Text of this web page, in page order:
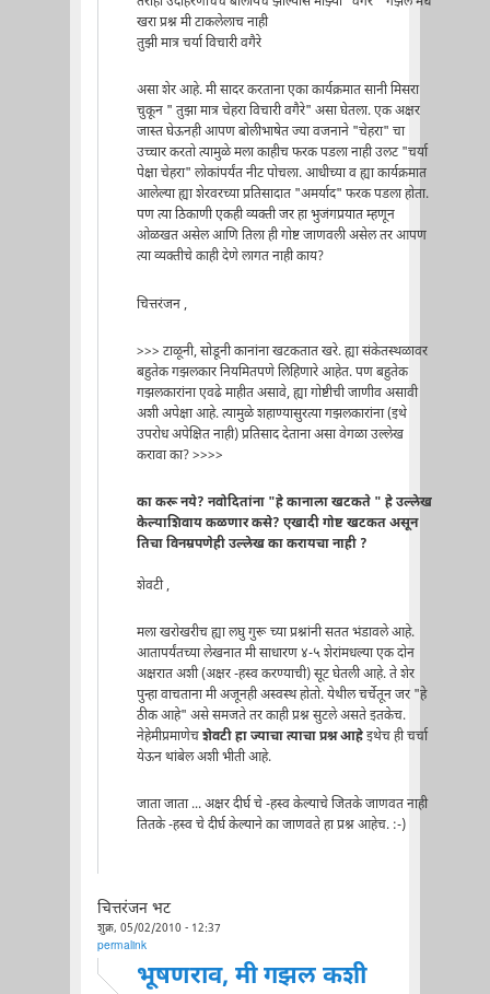
खरा प्रश्न मी टाकलेलाच नाही
तुझी मात्र चर्या विचारी वगैरे
असा शेर आहे. मी सादर करताना एका कार्यक्रमात सानी मिसरा
चुकून " तुझा मात्र चेहरा विचारी वगैरे" असा घेतला. एक अक्षर
जास्त घेऊनही आपण बोलीभाषेत ज्या वजनाने "चेहरा" चा
उच्चार करतो त्यामुळे मला काहीच फरक पडला नाही उलट "चर्या
पेक्षा चेहरा" लोकांपर्यंत नीट पोचला. आधीच्या व ह्या कार्यक्रमात
आलेल्या ह्या शेरवरच्या प्रतिसादात "अमर्याद" फरक पडला होता.
पण त्या ठिकाणी एकही व्यक्ती जर हा भुजंगप्रयात म्हणून
ओळखत असेल आणि तिला ही गोष्ट जाणवली असेल तर आपण
त्या व्यक्तीचे काही देणे लागत नाही काय?
चित्तरंजन ,
>>> टाळूनी, सोडूनी कानांना खटकतात खरे. ह्या संकेतस्थळावर
बहुतेक गझलकार नियमितपणे लिहिणारे आहेत. पण बहुतेक
गझलकारांना एवढे माहीत असावे, ह्या गोष्टीची जाणीव असावी
अशी अपेक्षा आहे. त्यामुळे शहाण्यासुरत्या गझलकारांना (इथे
उपरोध अपेक्षित नाही) प्रतिसाद देताना असा वेगळा उल्लेख
करावा का? >>>>
का करू नये? नवोदितांना "हे कानाला खटकते " हे उल्लेख
केल्याशिवाय कळणार कसे? एखादी गोष्ट खटकत असून
तिचा विनम्रपणेही उल्लेख का करायचा नाही ?
शेवटी ,
मला खरोखरीच ह्या लघु गुरू च्या प्रश्नांनी सतत भंडावले आहे.
आतापर्यंतच्या लेखनात मी साधारण ४-५ शेरांमधल्या एक दोन
अक्षरात अशी (अक्षर -हस्व करण्याची) सूट घेतली आहे. ते शेर
पुन्हा वाचताना मी अजूनही अस्वस्थ होतो. येथील चर्चेतून जर "हे
ठीक आहे" असे समजते तर काही प्रश्न सुटले असते इतकेच.
नेहेमीप्रमाणेचशेवटी हा ज्याचा त्याचा प्रश्न आहेइथेच ही चर्चा
येऊन थांबेल अशी भीती आहे.
जाता जाता ... अक्षर दीर्घ चे -हस्व केल्याचे जितके जाणवत नाही
तितके -हस्व चे दीर्घ केल्याने का जाणवते हा प्रश्न आहेच. :-)
चित्तरंजन भट
शुक्र, 05/02/2010 - 12:37
permalink
भूषणराव, मी गझल कशी